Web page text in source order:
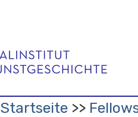
Startseite